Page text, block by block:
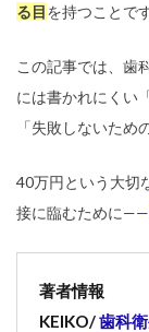
る目を持つことです
この記事では、歯
には書かれにくい
「失敗しないため
40万円という大切
接に臨むために——
著者情報
KEIKO/歯科